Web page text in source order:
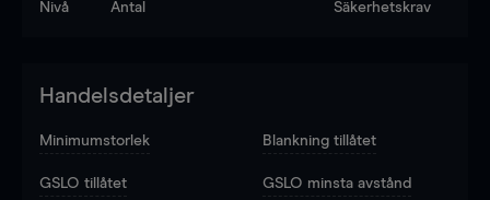
Nivå Antal Säkerhetskrav
Handelsdetaljer
Minimumstorlek Blankning tillåtet
GSLO tillåtet GSLO minsta avstånd